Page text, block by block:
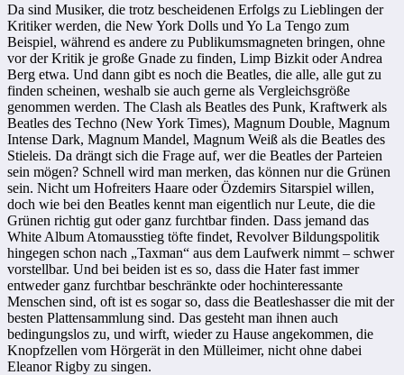
Da sind Musiker, die trotz bescheidenen Erfolgs zu Lieblingen der
Kritiker werden, die New York Dolls und Yo La Tengo zum
Beispiel, während es andere zu Publikumsmagneten bringen, ohne
vor der Kritik je große Gnade zu finden, Limp Bizkit oder Andrea
Berg etwa. Und dann gibt es noch die Beatles, die alle, alle gut zu
finden scheinen, weshalb sie auch gerne als Vergleichsgröße
genommen werden. The Clash als Beatles des Punk, Kraftwerk als
Beatles des Techno (New York Times), Magnum Double, Magnum
Intense Dark, Magnum Mandel, Magnum Weiß als die Beatles des
Stieleis. Da drängt sich die Frage auf, wer die Beatles der Parteien
sein mögen? Schnell wird man merken, das können nur die Grünen
sein. Nicht um Hofreiters Haare oder Özdemirs Sitarspiel willen,
doch wie bei den Beatles kennt man eigentlich nur Leute, die die
Grünen richtig gut oder ganz furchtbar finden. Dass jemand das
White Album Atomausstieg töfte findet, Revolver Bildungspolitik
hingegen schon nach „Taxman“ aus dem Laufwerk nimmt – schwer
vorstellbar. Und bei beiden ist es so, dass die Hater fast immer
entweder ganz furchtbar beschränkte oder hochinteressante
Menschen sind, oft ist es sogar so, dass die Beatleshasser die mit der
besten Plattensammlung sind. Das gesteht man ihnen auch
bedingungslos zu, und wirft, wieder zu Hause angekommen, die
Knopfzellen vom Hörgerät in den Mülleimer, nicht ohne dabei
Eleanor Rigby zu singen.